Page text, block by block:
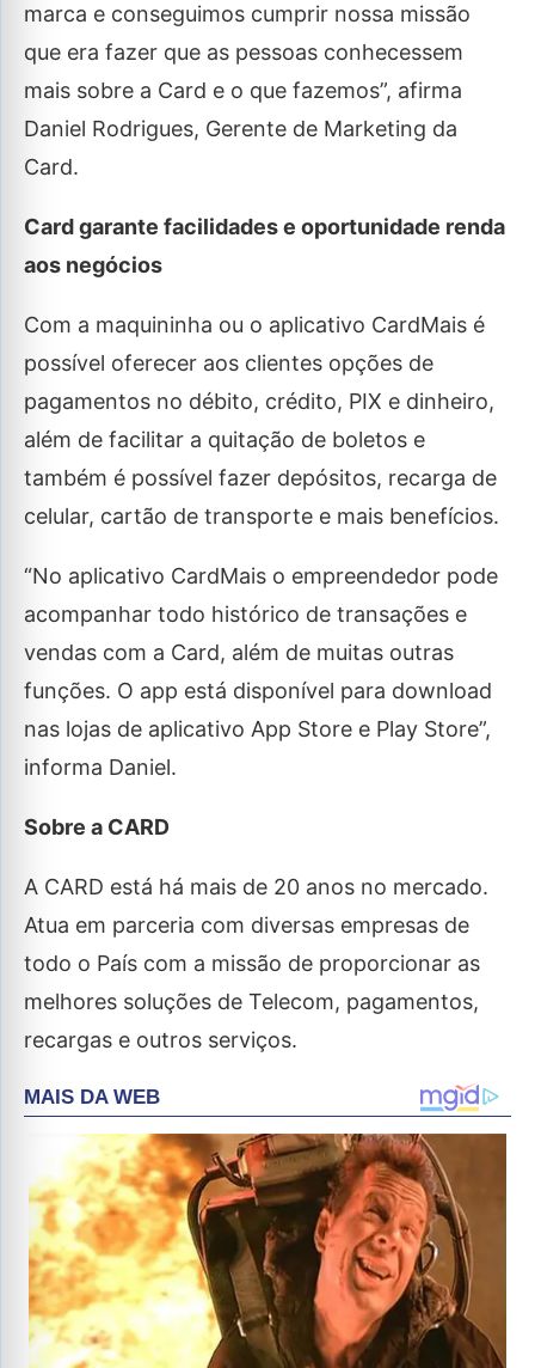
marca e conseguimos cumprir nossa missão
que era fazer que as pessoas conhecessem
mais sobre a Card e o que fazemos”, afirma
Daniel Rodrigues, Gerente de Marketing da
Card.
Card garante facilidades e oportunidade renda
aos negócios
Com a maquininha ou o aplicativo CardMais é
possível oferecer aos clientes opções de
pagamentos no débito, crédito, PIX e dinheiro,
além de facilitar a quitação de boletos e
também é possível fazer depósitos, recarga de
celular, cartão de transporte e mais benefícios.
“No aplicativo CardMais o empreendedor pode
acompanhar todo histórico de transações e
vendas com a Card, além de muitas outras
funções. O app está disponível para download
nas lojas de aplicativo App Store e Play Store”,
informa Daniel.
Sobre a CARD
A CARD está há mais de 20 anos no mercado.
Atua em parceria com diversas empresas de
todo o País com a missão de proporcionar as
melhores soluções de Telecom, pagamentos,
recargas e outros serviços.